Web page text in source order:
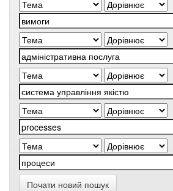
Почати новий пошук